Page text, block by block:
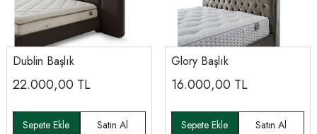
Dublin Başlık
22.000,00 TL
Glory Başlık
16.000,00 TL